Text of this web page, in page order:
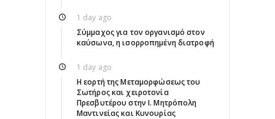
1 day ago
Σύμμαχος για τον οργανισμό στον
καύσωνα, η ισορροπημένη διατροφή
1 day ago
Η εορτή της Μεταμορφώσεως του
Σωτήρος και χειροτονία
Πρεσβυτέρου στην Ι. Μητρόπολη
Μαντινείας και Κυνουρίας